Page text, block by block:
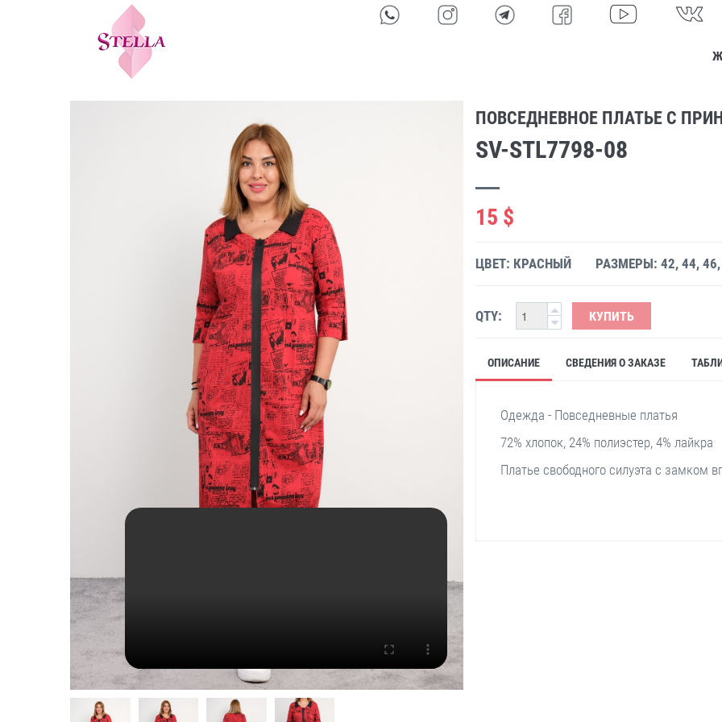
ПОВСЕДНЕВНОЕ ПЛАТЬЕ С
SV-STL7798-08
15 $
ЦВЕТ: КРАСНЫЙ РАЗМЕРЫ: 42, 44, 46,
QTY: КУПИТЬ
ОПИСАНИЕ СВЕДЕНИЯ О ЗАКАЗЕ
Одежда - Повседневные платья
72% хлопок, 24% полиэстер, 4% лайкра
Платье свободного силуэта с замком